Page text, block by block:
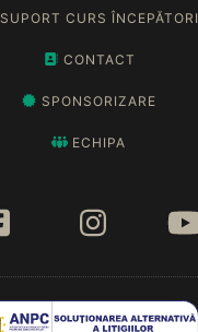
SUPORT CURS ÎNCEPĂTORI
CONTACT
SPONSORIZARE
ECHIPA